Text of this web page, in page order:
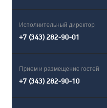
Исполнительный директор
+7 (343) 282-90-01
Прием и размещение гостей
+7 (343) 282-90-10